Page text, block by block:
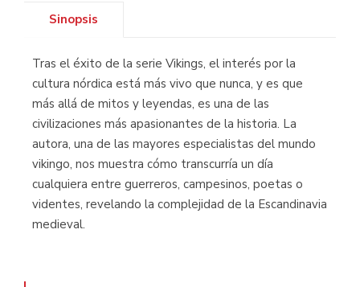
Sinopsis
Tras el éxito de la serie Vikings, el interés por la
cultura nórdica está más vivo que nunca, y es que
más allá de mitos y leyendas, es una de las
civilizaciones más apasionantes de la historia. La
autora, una de las mayores especialistas del mundo
vikingo, nos muestra cómo transcurría un día
cualquiera entre guerreros, campesinos, poetas o
videntes, revelando la complejidad de la Escandinavia
medieval.